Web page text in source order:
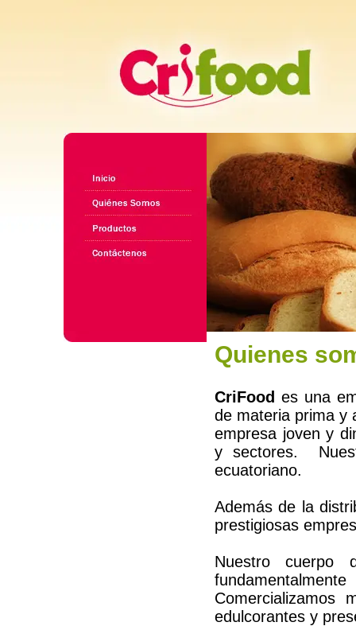
Quienes
CriFood es una
de materia prima y
empresa joven y
y sectores.
ecuatoriano.
Además de la
prestigiosas
Nuestro cuerpo
Comercializamos
edulcorantes y